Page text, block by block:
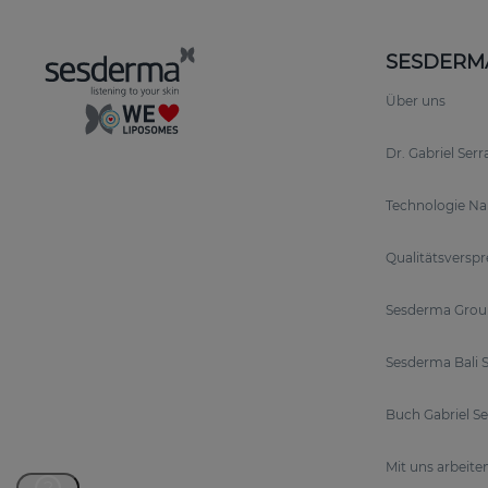
Über uns
Dr. Gabriel
Technologie
Sesderma
Sesderma Bali
Buch Gabriel
Mit uns